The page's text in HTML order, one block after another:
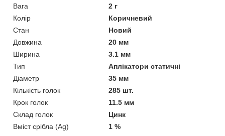
Вага
2 г
Колір
Коричневий
Стан
Новий
Довжина
20 мм
Ширина
3.1 мм
Тип
Аплікатори статичні
Діаметр
35 мм
Кількість голок
285 шт.
Крок голок
11.5 мм
Склад голок
Цинк
Вміст срібла (Ag)
1 %